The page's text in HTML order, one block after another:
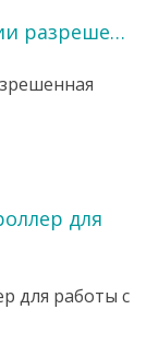
разреше…
для
для работы с